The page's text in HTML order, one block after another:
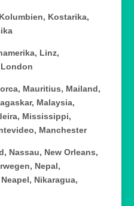
Kostarika,
Linz,
Mauritius, Mailand,
Malaysia,
Mississippi,
Manchester
Nassau, New Orleans,
Nepal,
Nikaragua,